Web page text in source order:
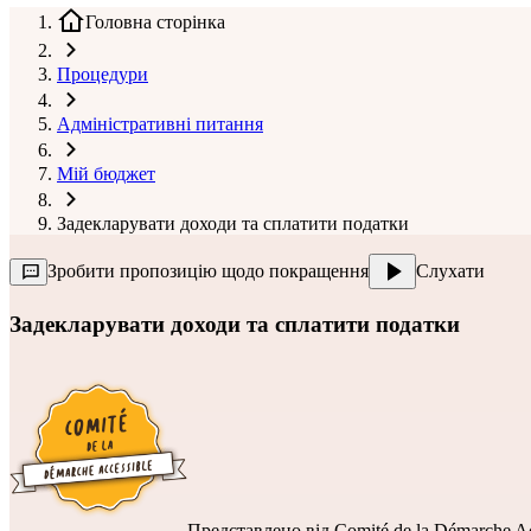
Головна сторінка
Процедури
Адміністративні питання
Мій бюджет
Задекларувати доходи та сплатити податки
Зробити пропозицію щодо покращення Слухати
Задекларувати доходи та сплатити податки